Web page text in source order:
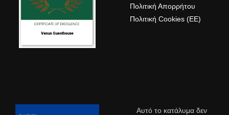
Πολιτική Απορρήτου
Πολιτική Cookies (ΕΕ)
Αυτό το κατάλυμα δεν
Είμαστε εδώ για να βοηθήσουμε
Επικοινωνήστε μαζί μας για πληροφορίες